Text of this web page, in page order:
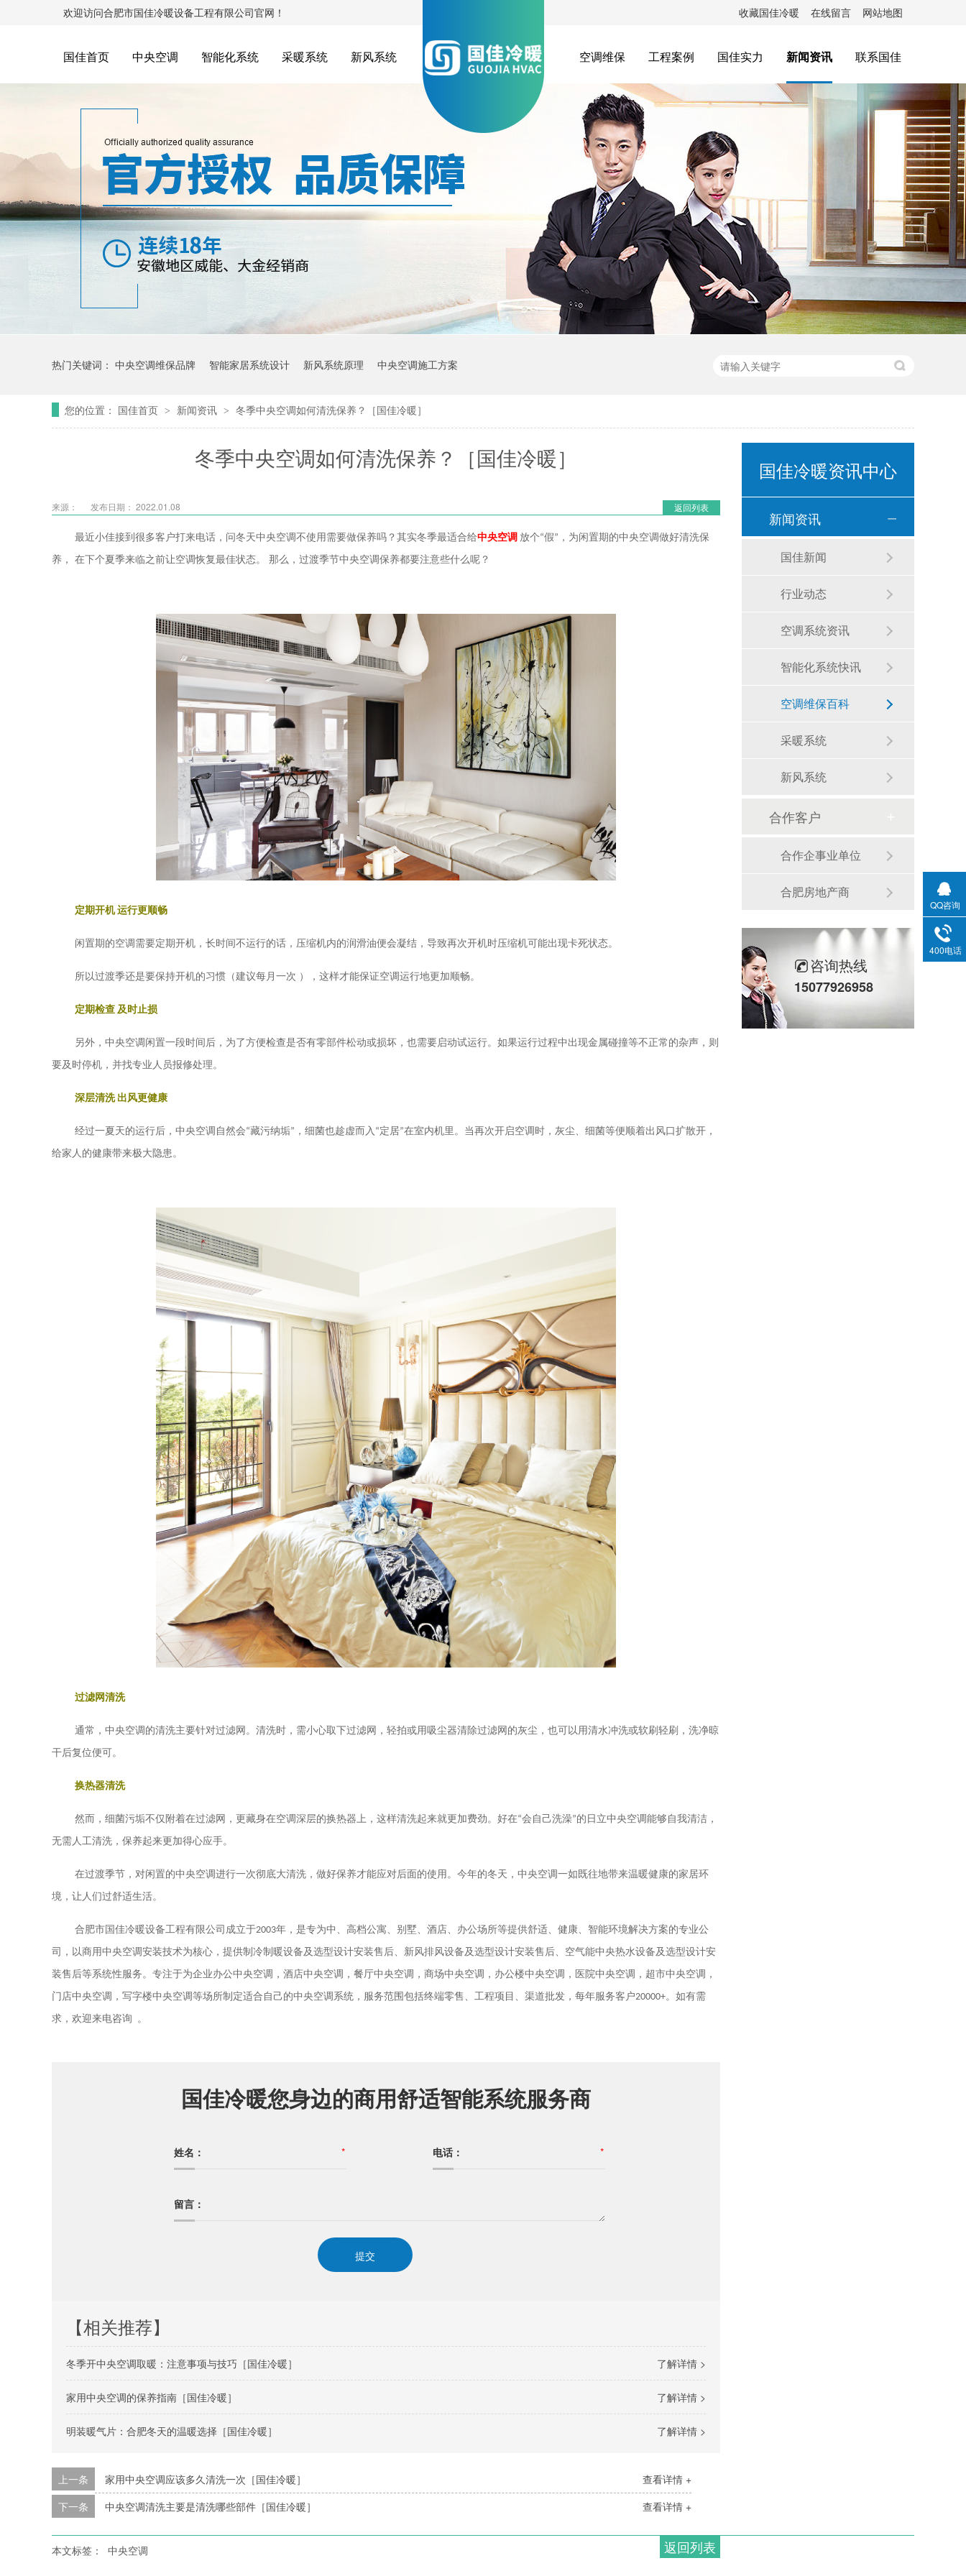
收藏国佳冷暖 在线留言 网站地图
欢迎访问合肥市国佳冷暖设备工程有限公司官网！
国佳首页 中央空调 智能化系统 采暖系统 新风系统 空调维保 工程案例 国佳实力 新闻资讯 联系国佳
热门关键词： 中央空调维保品牌 智能家居系统设计 新风系统原理 中央空调施工方案
您的位置： 国佳首页 > 新闻资讯 > 冬季中央空调如何清洗保养？［国佳冷暖］
冬季中央空调如何清洗保养？［国佳冷暖］
返回列表
来源： 发布日期： 2022.01.08
最近小佳接到很多客户打来电话，问冬天中央空调不使用需要做保养吗？其实冬季最适合给中央空调 放个“假” ，为闲置期的中央空调做好清洗保
养， 在下个夏季来临之前让空调恢复最佳状态。 那么，过渡季节中央空调保养都要注意些什么呢？
定期开机运行更顺畅
闲置期的空调需要定期开机，长时间不运行的话，压缩机内的润滑油便会凝结，导致再次开机时压缩机可能出现卡死状态。
所以过渡季还是要保持开机的习惯（建议每月一次 ），这样才能保证空调运行地更加顺畅。
定期检查 及时止损
另外，中央空调闲置一段时间后，为了方便检查是否有零部件松动或损坏，也需要启动试运行。如果运行过程中出现金属碰撞等不正常的杂声，则
要及时停机，并找专业人员报修处理。
深层清洗出风更健康
经过一夏天的运行后，中央空调自然会“藏污纳垢” ，细菌也趁虚而入“定居”在室内机里。当再次开启空调时，灰尘、细菌等便顺着出风口扩散开，
给家人的健康带来极大隐患。
过滤网清洗
通常，中央空调的清洗主要针对过滤网。清洗时，需小心取下过滤网，轻拍或用吸尘器清除过滤网的灰尘，也可以用清水冲洗或软刷轻刷，洗净晾
干后复位便可。
换热器清洗
然而，细菌污垢不仅附着在过滤网，更藏身在空调深层的换热器上，这样清洗起来就更加费劲。好在“会自己洗澡”的日立中央空调能够自我清洁，
无需人工清洗，保养起来更加得心应手。
在过渡季节，对闲置的中央空调进行一次彻底大清洗，做好保养才能应对后面的使用 。今年的冬天，中央空调一如既往地带来温暖健康的家居环
境，让人们过舒适生活。
合肥市国佳冷暖设备工程有限公司成立于2003年，是专为中、高档公寓、别墅、酒店、办公场所等提供舒适、健康、智能环境解决方案的专业公
司，以商用中央空调安装技术为核心，提供制冷制暖设备及选型设计安装售后、新风排风设备及选型设计安装售后、空气能中央热水设备及选型设计安
装售后等系统性服务。专注于为企业办公中央空调，酒店中央空调，餐厅中央空调，商场中央空调，办公楼中央空调，医院中央空调，超市中央空调，
门店中央空调，写字楼中央空调等场所制定适合自己的中央空调系统，服务范围包括终端零售、工程项目、渠道批发，每年服务客户20000+。如有需
求，欢迎来电咨询 。
国佳冷暖您身边的商用舒适智能系统服务商
姓名： * 电话： *
留言：
【相关推荐】
了解详情 >
冬季开中央空调取暖：注意事项与技巧［国佳冷暖］
了解详情 >
家用中央空调的保养指南［国佳冷暖］
了解详情 >
明装暖气片：合肥冬天的温暖选择［国佳冷暖］
查看详情 +
上一条
家用中央空调应该多久清洗一次［国佳冷暖］
查看详情 +
下一条 中央空调清洗主要是清洗哪些部件［国佳冷暖］
返回列表
本文标签： 中央空调
国佳冷暖资讯中心
新闻资讯
国佳新闻
行业动态
空调系统资讯
智能化系统快讯
空调维保百科
采暖系统
新风系统
合作客户
合作企事业单位
合肥房地产商
咨询热线
15077926958
QQ咨询
400电话